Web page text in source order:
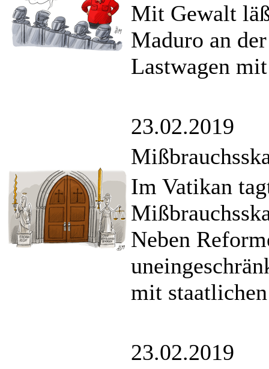
Mit Gewalt
Maduro an
Lastwagen
23.02.2019
Im Vatikan
Neben
mit
23.02.2019